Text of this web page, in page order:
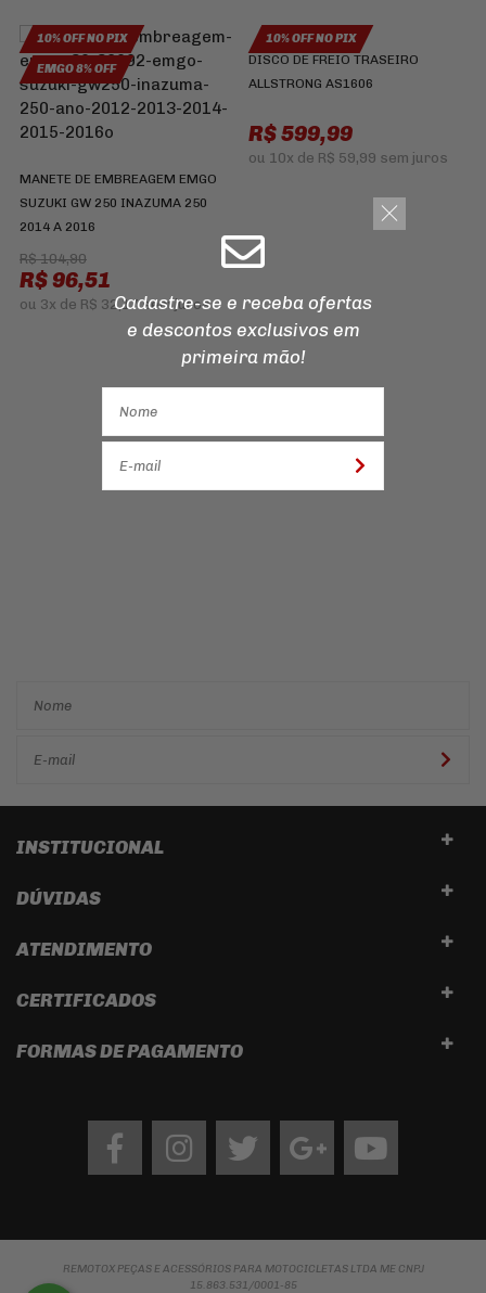
10% OFF NO PIX
EMGO 8% OFF
MANETE DE EMBREAGEM EMGO
SUZUKI GW 250 INAZUMA 250
2014 A 2016
R$ 104,90
R$ 96,51
ou 3x de R$ 32,17sem juros
10% OFF NO PIX
DISCO DE FREIO TRASEIRO
ALLSTRONG AS1606
R$ 599,99
ou 10x de R$ 59,99 sem juros
INSTITUCIONAL
DÚVIDAS
ATENDIMENTO
CERTIFICADOS
FORMAS DE PAGAMENTO
FacebookInstagram twitter googleYoutube
REMOTOX PEÇAS E ACESSÓRIOS PARA MOTOCICLETAS LTDA ME CNPJ
15.863.531/0001-85
Cadastre-se e receba ofertas
e descontos exclusivos em
primeira mão!